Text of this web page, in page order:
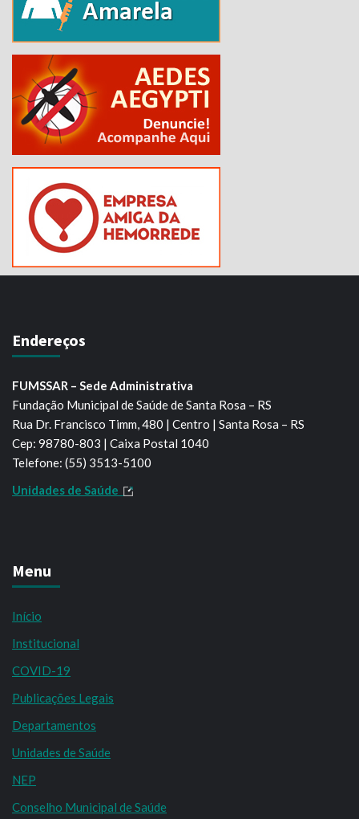
Endereços
FUMSSAR – Sede Administrativa
Fundação Municipal de Saúde de Santa Rosa – RS
Rua Dr. Francisco Timm, 480 | Centro | Santa Rosa – RS
Cep: 98780-803 | Caixa Postal 1040
Telefone: (55) 3513-5100
Unidades de Saúde
Menu
Início
Institucional
COVID-19
Publicações Legais
Departamentos
Unidades de Saúde
NEP
Conselho Municipal de Saúde